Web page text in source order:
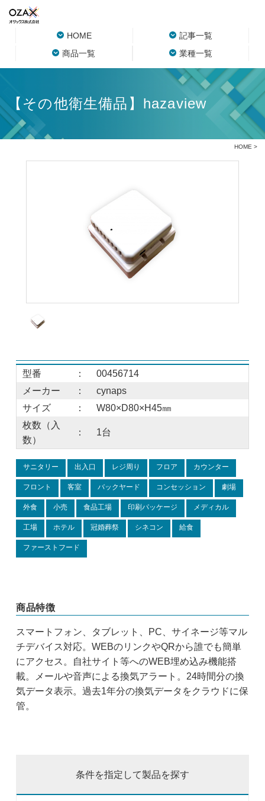
HOME
記事一覧
商品一覧
業種一覧
【その他衛生備品】hazaview
HOME >
型番 ：
00456714
メーカー
：
cynaps
サイズ
：
W80×D80×H45㎜
枚数（入
数）
： 1台
サニタリー 出入口 レジ周り フロア カウンター
フロント 客室 バックヤード コンセッション 劇場
外食 小売 食品工場 印刷パッケージ メディカル
工場 ホテル 冠婚葬祭 シネコン 給食
ファーストフード
商品特徴
スマートフォン、タブレット、PC、サイネージ等マル
チデバイス対応。WEBのリンクやQRから誰でも簡単
にアクセス。自社サイト等へのWEB埋め込み機能搭
載。メールや音声による換気アラート。24時間分の換
気データ表示。過去1年分の換気データをクラウドに保
管。
条件を指定して製品を探す